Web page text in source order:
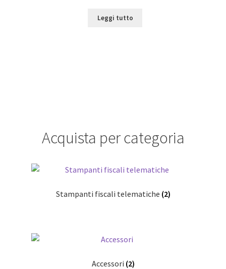
Leggi tutto
Acquista per categoria
Stampanti fiscali telematiche (2)
Accessori (2)